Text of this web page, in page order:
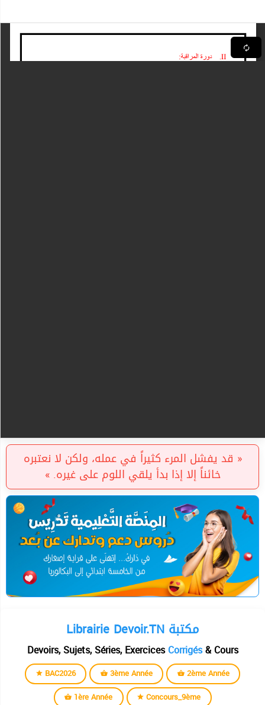
« قد يفشل المرء كثيراً في عمله، ولكن لا نعتبره
خائناً إلا إذا بدأ يلقي اللوم على غيره. »
Librairie Devoir.TN مكتبة
Devoirs, Sujets, Séries, ExercicesCorrigés& Cours
BAC2026 3ème Année
2ème Année
1ère Année
Concours_9ème